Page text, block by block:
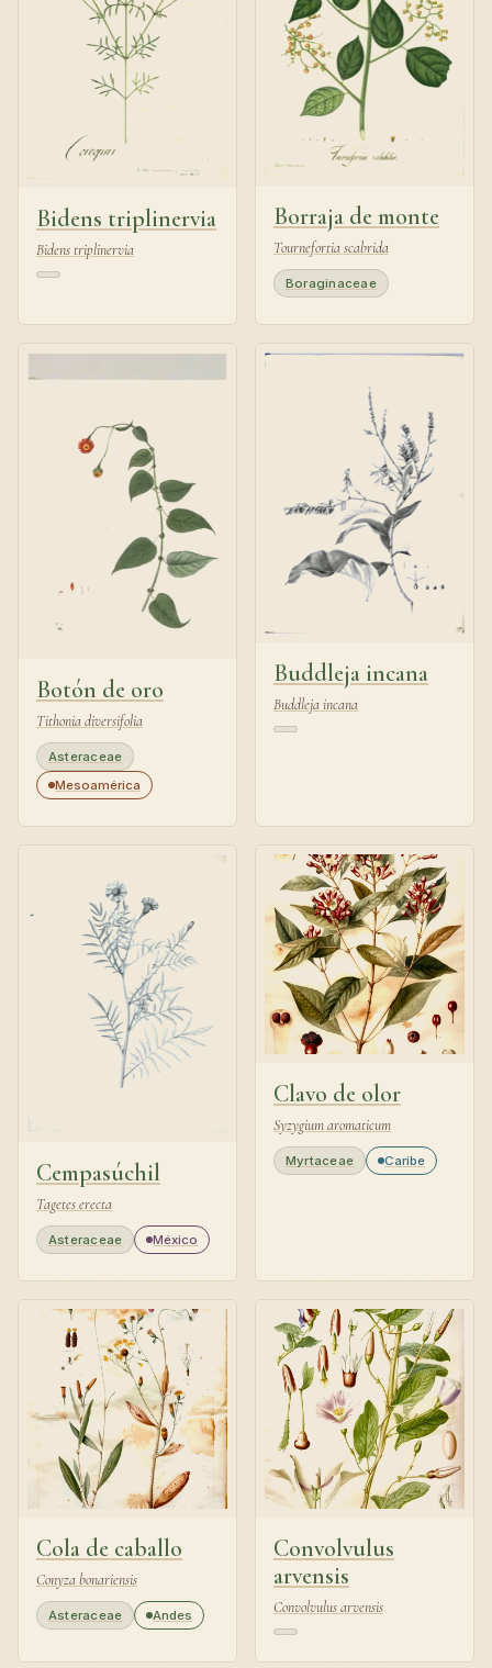
Bidens triplinervia
Bidens triplinervia
Borraja de monte
Tournefortia scabrida
Boraginaceae
Botón de oro
Tithonia diversifolia
Asteraceae
Mesoamérica
Buddleja incana
Buddleja incana
Cempasúchil
Tagetes erecta
Asteraceae México
Clavo de olor
Syzygium aromaticum
Myrtaceae Caribe
Cola de caballo
Conyza bonariensis
Asteraceae Andes
Convolvulus
arvensis
Convolvulus arvensis